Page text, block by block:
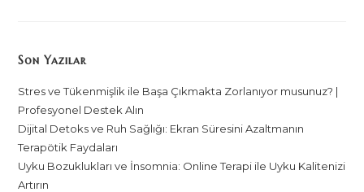
Son Yazılar
Stres ve Tükenmişlik ile Başa Çıkmakta Zorlanıyor musunuz? |
Profesyonel Destek Alın
Dijital Detoks ve Ruh Sağlığı: Ekran Süresini Azaltmanın
Terapötik Faydaları
Uyku Bozuklukları ve İnsomnia: Online Terapi ile Uyku Kalitenizi
Artırın